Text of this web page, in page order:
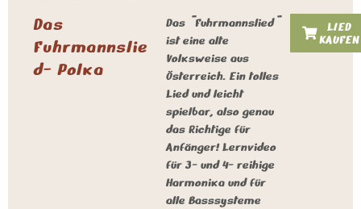
Das
Fuhrmannslie
d- Polka
Das "Fuhrmannslied"
ist eine alte
Volksweise aus
Österreich. Ein tolles
Lied und leicht
spielbar, also genau
das Richtige für
Anfänger! Lernvideo
für 3- und 4- reihige
Harmonika und für
alle Basssysteme
LIED
KAUFEN